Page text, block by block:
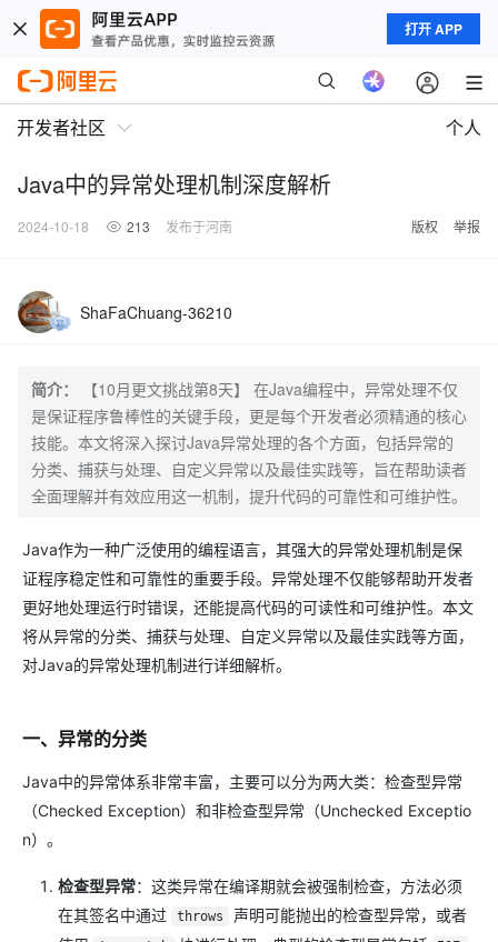
打开 APP
开发者社区 个人
Java中的异常处理机制深度解析
2024-10-18 213 发布于河南 版权 举报
ShaFaChuang-36210
简介：
【10月更文挑战第8天】 在Java编程中，异常处理不仅
是保证程序鲁棒性的关键手段，更是每个开发者必须精通的核心
技能。本文将深入探讨Java异常处理的各个方面，包括异常的
分类、捕获与处理、自定义异常以及最佳实践等，旨在帮助读者
全面理解并有效应用这一机制，提升代码的可靠性和可维护性。
Java作为一种广泛使用的编程语言，其强大的异常处理机制是保
证程序稳定性和可靠性的重要手段。异常处理不仅能够帮助开发者
更好地处理运行时错误，还能提高代码的可读性和可维护性。本文
将从异常的分类、捕获与处理、自定义异常以及最佳实践等方面，
对Java的异常处理机制进行详细解析。
一、异常的分类
Java中的异常体系非常丰富，主要可以分为两大类：检查型异常
（Checked Exception）和非检查型异常（Unchecked Exceptio
n）。
检查型异常：这类异常在编译期就会被强制检查，方法必须
在其签名中通过
throws
声明可能抛出的检查型异常，或者